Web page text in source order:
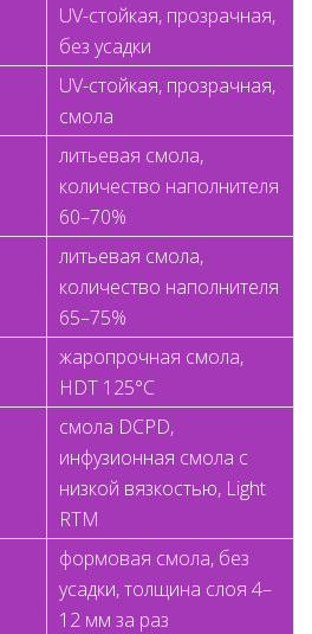
UV-стойкая, прозрачная,
без усадки
UV-стойкая, прозрачная,
смола
литьевая смола,
количество наполнителя
60–70%
литьевая смола,
количество наполнителя
65–75%
жаропрочная смола,
HDT 125°C
смола DCPD,
инфузионная смола с
низкой вязкостью, Light
RTM
формовая смола, без
усадки, толщина слоя 4–
12 мм за раз